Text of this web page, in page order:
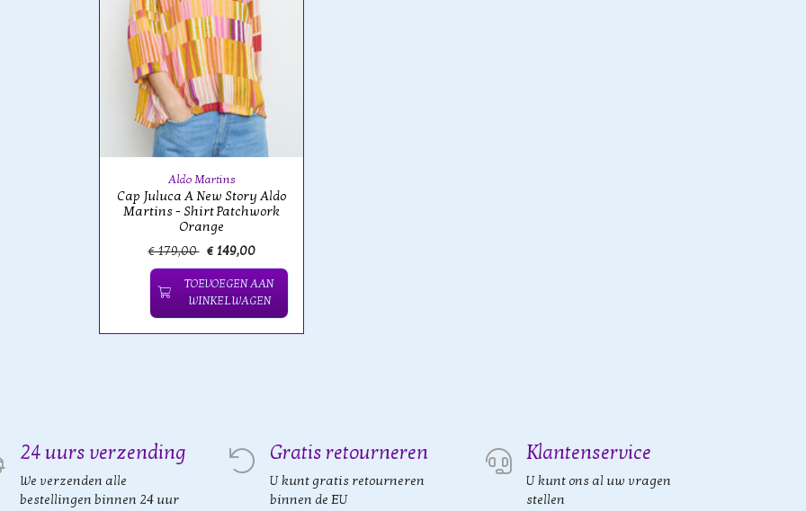
Aldo Martins
Cap Juluca A New Story Aldo
Martins - Shirt Patchwork
Orange
€ 179,00 € 149,00
TOEVOEGEN AAN
WINKELWAGEN
24 uurs verzending
We verzenden alle
bestellingen binnen 24 uur
Gratis retourneren
U kunt gratis retourneren
binnen de EU
Klantenservice
U kunt ons al uw vragen
stellen